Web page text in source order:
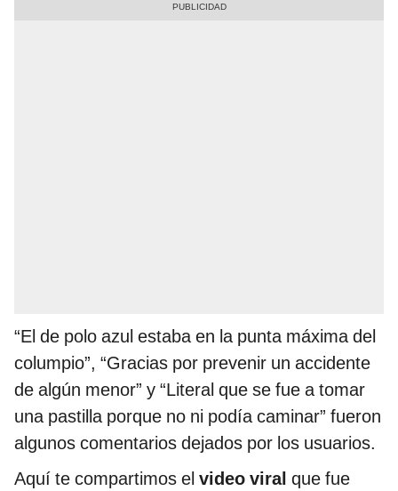
“El de polo azul estaba en la punta máxima del
columpio”, “Gracias por prevenir un accidente
de algún menor” y “Literal que se fue a tomar
una pastilla porque no ni podía caminar” fueron
algunos comentarios dejados por los usuarios.
Aquí te compartimos el video viral que fue